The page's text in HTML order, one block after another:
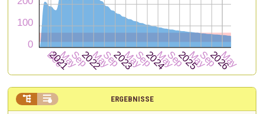
ERGEBNISSE
 